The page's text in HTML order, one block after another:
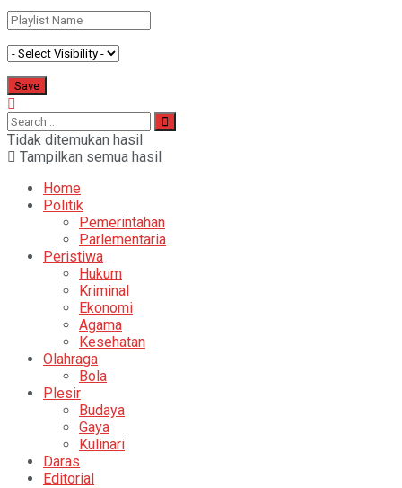
Tidak ditemukan hasil
Tampilkan semua hasil
Home
Politik
Pemerintahan
Parlementaria
Peristiwa
Hukum
Kriminal
Ekonomi
Agama
Kesehatan
Olahraga
Bola
Plesir
Budaya
Gaya
Kulinari
Daras
Editorial